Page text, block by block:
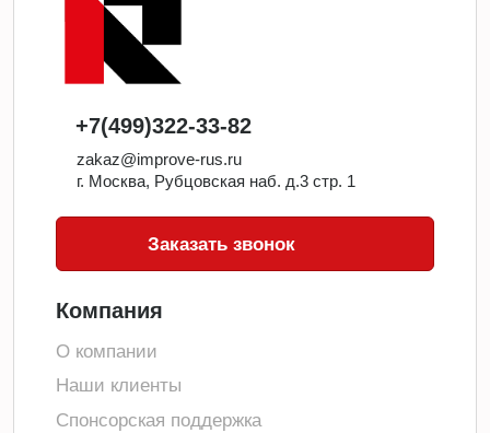
+7(499)322-33-82
zakaz@improve-rus.ru
г. Москва, Рубцовская наб. д.3 стр. 1
Заказать звонок
Компания
О компании
Наши клиенты
Спонсорская поддержка